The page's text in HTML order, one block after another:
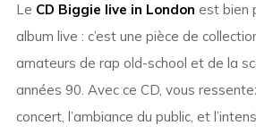
Le CD Biggie live in London est bien
album live : c’est une pièce de
amateurs de rap old-school et de la
années 90. Avec ce CD, vous
concert, l’ambiance du public, et